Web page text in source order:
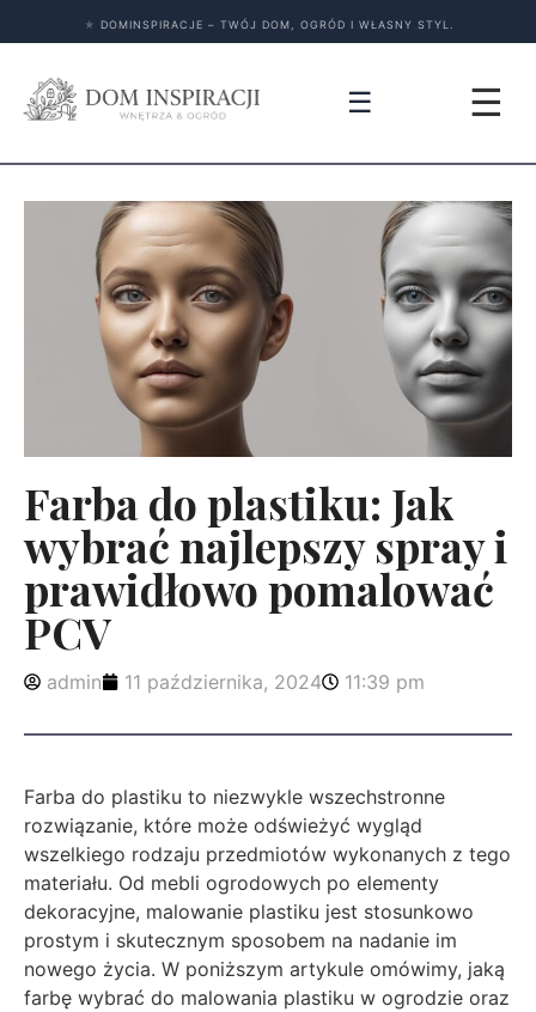
★ DOMINSPIRACJE – TWÓJ DOM, OGRÓD I WŁASNY STYL.
☰ ☰
Farba do plastiku: Jak
wybrać najlepszy spray i
prawidłowo pomalować
PCV
admin 11 października, 2024 11:39 pm
Farba do plastiku to niezwykle wszechstronne
rozwiązanie, które może odświeżyć wygląd
wszelkiego rodzaju przedmiotów wykonanych z tego
materiału. Od mebli ogrodowych po elementy
dekoracyjne, malowanie plastiku jest stosunkowo
prostym i skutecznym sposobem na nadanie im
nowego życia. W poniższym artykule omówimy, jaką
farbę wybrać do malowania plastiku w ogrodzie oraz